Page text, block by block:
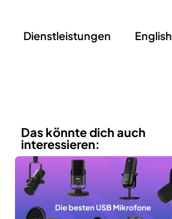
Dienstleistungen English
Das könnte dich auch
interessieren: